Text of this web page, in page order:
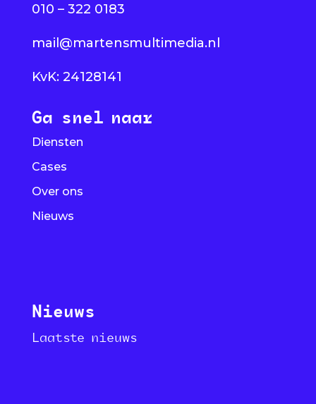
010 – 322 0183
mail@martensmultimedia.nl
KvK: 24128141
Ga snel naar
Diensten
Cases
Over ons
Nieuws
Nieuws
Laatste nieuws